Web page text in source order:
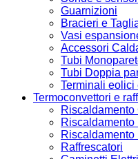
Guarnizioni
Bracieri e
Vasi
Accessori
Tubi
Tubi Doppia
Terminali eolici
Termoconvettori e
Riscaldamento
Riscaldamento
Riscaldamento
Raffrescatori